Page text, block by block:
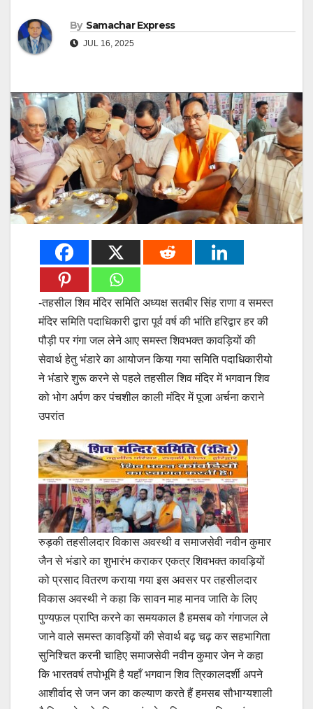
By Samachar Express
JUL 16, 2025
-तहसील शिव मंदिर समिति अध्यक्ष सतबीर सिंह राणा व समस्त
मंदिर समिति पदाधिकारी द्वारा पूर्व वर्ष की भांति हरिद्वार हर की
पौड़ी पर गंगा जल लेने आए समस्त शिवभक्त कावड़ियों की
सेवार्थ हेतु भंडारे का आयोजन किया गया समिति पदाधिकारीयो
ने भंडारे शुरू करने से पहले तहसील शिव मंदिर में भगवान शिव
को भोग अर्पण कर पंचशील काली मंदिर में पूजा अर्चना कराने
उपरांत
रुड़की तहसीलदार विकास अवस्थी व समाजसेवी नवीन कुमार
जैन से भंडारे का शुभारंभ कराकर एकत्र शिवभक्त कावड़ियों
को प्रसाद वितरण कराया गया इस अवसर पर तहसीलदार
विकास अवस्थी ने कहा कि सावन माह मानव जाति के लिए
पुण्यफ़ल प्राप्ति करने का समयकाल है हमसब को गंगाजल ले
जाने वाले समस्त कावड़ियों की सेवार्थ बढ़ चढ़ कर सहभागिता
सुनिश्चित करनी चाहिए समाजसेवी नवीन कुमार जेन ने कहा
कि भारतवर्ष तपोभूमि है यहाँ भगवान शिव त्रिकालदर्शी अपने
आशीर्वाद से जन जन का कल्याण करते हैं हमसब सौभाग्यशाली